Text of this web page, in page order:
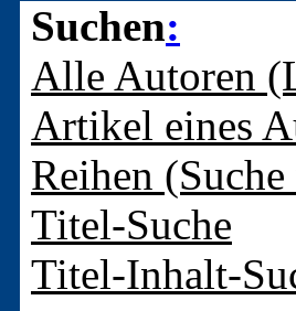
Suchen:
Alle Autoren
Artikel eines
Reihen
Titel-Suche
Titel-Inhalt-